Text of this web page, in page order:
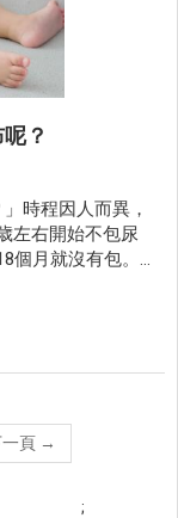
？
時程因人而異，
左右開始不包尿
個月就沒有包。
頁 →
;